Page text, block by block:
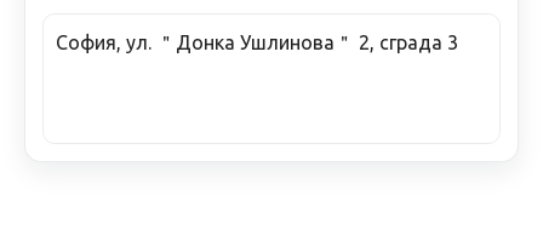
София, ул. ＂Донка Ушлинова＂ 2, сграда 3